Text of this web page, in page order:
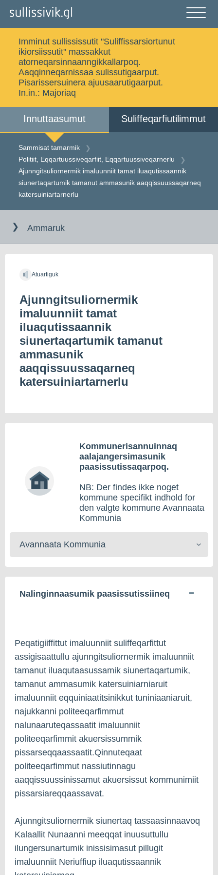
Iserfissaq
Dansk
Imminut sullississutit "Suliffissarsiortunut
ikiorsiissutit" massakkut
atorneqarsinnaanngikkallarpoq.
Aaqqinneqarnissaa sulissutigaarput.
Pisarissersuinera ajuusaarutigaarput.
In.in.: Majoriaq
Innuttaasumut Suliffeqarfiutilimmut
Sammisat tamarmik
Politiit, Eqqartuussiveqarfiit, Eqqartuussiveqarnerlu
Ajunngitsuliornermik imaluunniit tamat iluaqutissaannik
siunertaqartumik tamanut ammasunik aaqqissuussaqarneq
katersuiniartarnerlu
indholdet
Ammaruk
Atuartiguk
Ajunngitsuliornermik
imaluunniit tamat
iluaqutissaannik
siunertaqartumik tamanut
ammasunik
aaqqissuussaqarneq
katersuiniartarnerlu
Kommunerisannuinnaq
aalajangersimasunik
paasissutissaqarpoq.
NB: Der findes ikke noget
kommune specifikt indhold for
den valgte kommune Avannaata
Kommunia
Kommunerisat
toqqaruk
Nalinginnaasumik paasissutissiineq
Peqatigiiffittut imaluunniit suliffeqarfittut
assigisaattullu ajunngitsuliornermik imaluunniit
tamanut iluaqutaasussamik siunertaqartumik,
tamanut ammasumik katersuiniarniaruit
imaluunniit eqquiniaatitsinikkut tuniniaaniaruit,
najukkanni politeeqarfimmut
nalunaaruteqassaatit imaluunniit
politeeqarfimmit akuersissummik
pissarseqqaassaatit.Qinnuteqaat
politeeqarfimmut nassiutinnagu
aaqqissuussinissamut akuersissut kommunimiit
pissarsiareqqaassavat.
Ajunngitsuliornermik siunertaq tassaasinnaavoq
Kalaallit Nunaanni meeqqat inuusuttullu
ilungersunartumik inissisimasut pillugit
imaluunniit Neriuffiup iluaqutissaannik